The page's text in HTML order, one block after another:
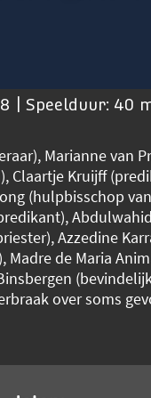
| Speelduur: 40
Marianne van
Claartje Kruijff
(hulpbisschop
Azzedine
Madre de Maria
over soms